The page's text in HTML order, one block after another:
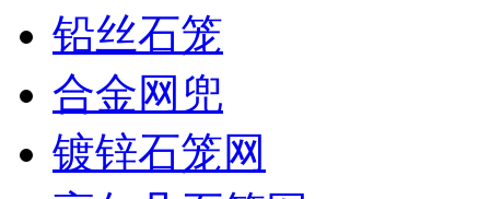
铅丝石笼
合金网兜
镀锌石笼网